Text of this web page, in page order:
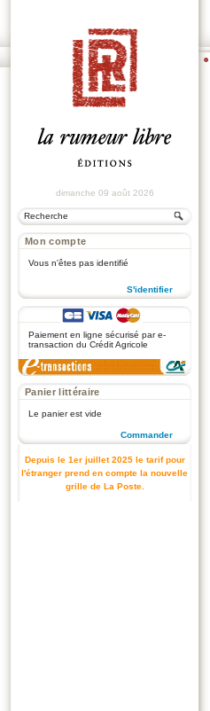
dimanche 09 août 2026
Mon compte
Vous n'êtes pas identifié
S'identifier
Paiement en ligne sécurisé par e-
transaction du Crédit Agricole
Panier littéraire
Le panier est vide
Commander
Depuis le 1er juillet 2025 le tarif pour
l'étranger prend en compte la nouvelle
grille de La Poste.